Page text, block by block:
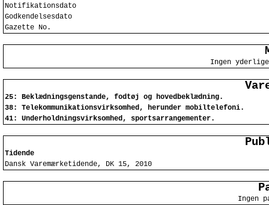
Notifikationsdato
Godkendelsesdato
Gazette No.
Ingen
25: Beklædningsgenstande, fodtøj og hovedbeklædning.
38: Telekommunikationsvirksomhed, herunder mobiltelefoni.
41: Underholdningsvirksomhed, sportsarrangementer.
Tidende
Dansk Varemærketidende, DK 15, 2010
Ingen